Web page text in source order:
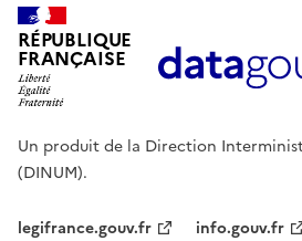
RÉPUBLIQUE
FRANÇAISE
Un produit de la Direction
(DINUM).
legifrance.gouv.fr info.gouv.fr